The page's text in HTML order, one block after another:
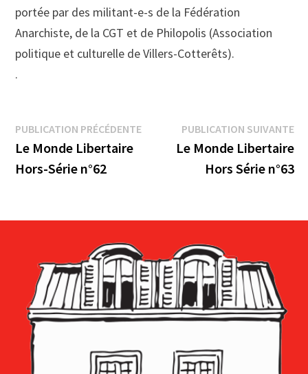
portée par des militant-e-s de la Fédération
Anarchiste, de la CGT et de Philopolis (Association
politique et culturelle de Villers-Cotterêts).
.
Navigation
de
l’article
PUBLICATION PRÉCÉDENTEPublication
précédente :
Le Monde Libertaire
Hors-Série n°62
PUBLICATION SUIVANTE
Le Monde Libertaire
Hors Série n°63